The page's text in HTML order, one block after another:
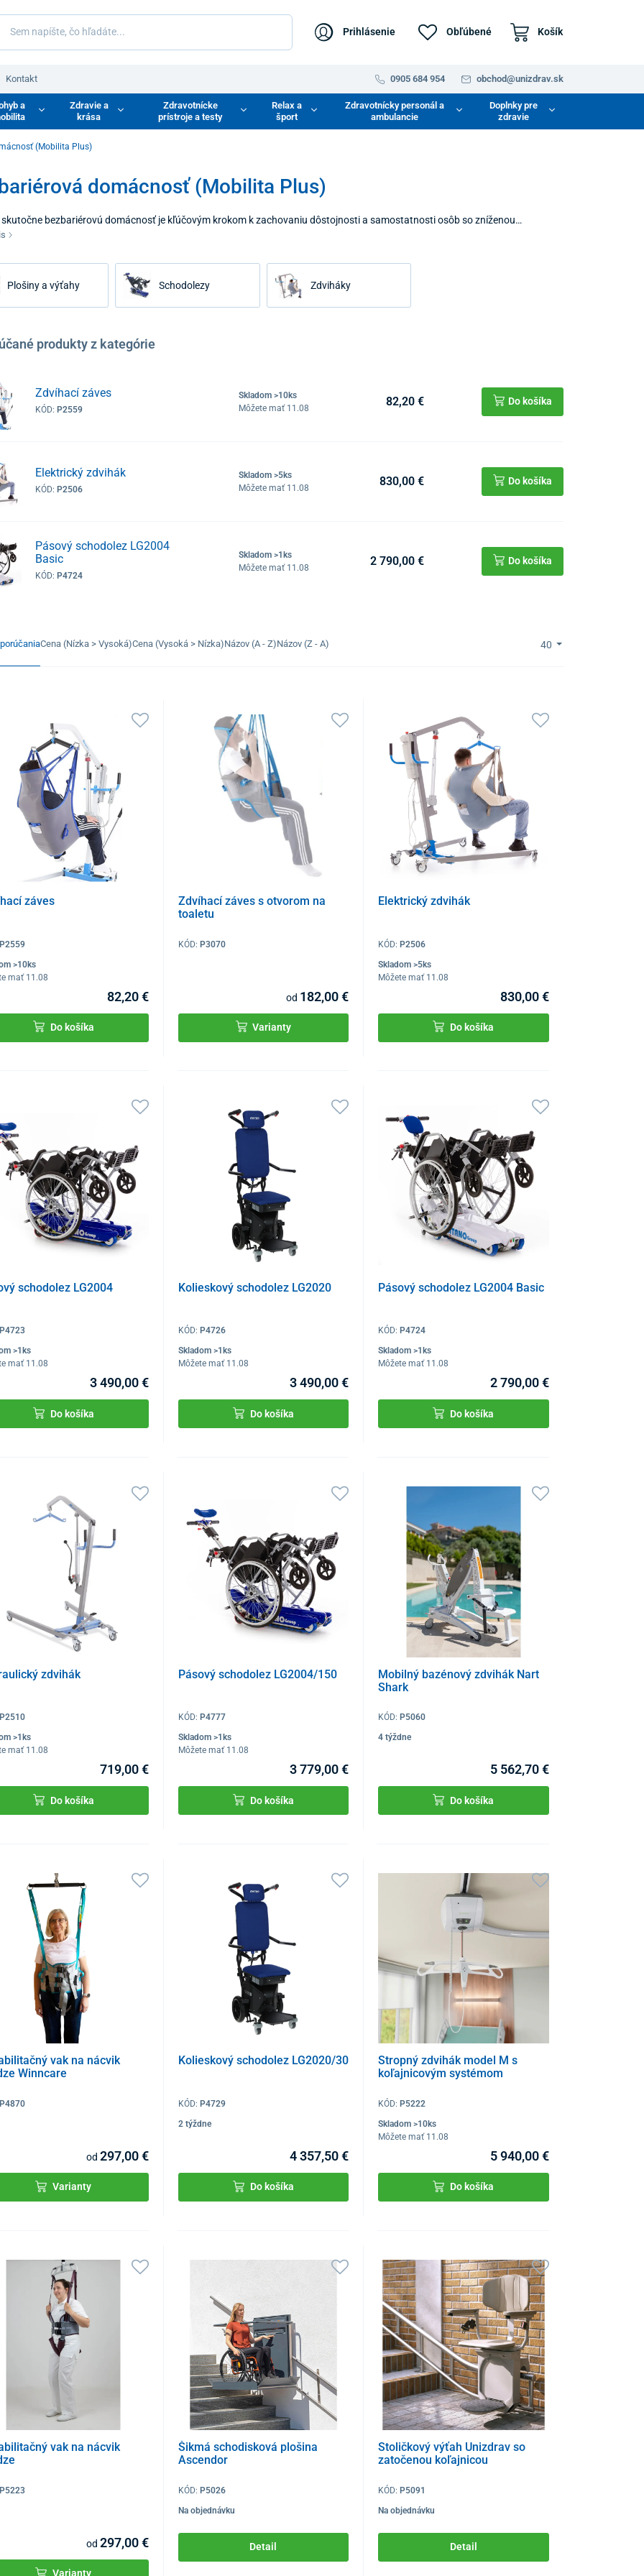
Prihlásenie Obľúbené Košík
Kontakt 0905 684 954 obchod@unizdrav.sk
a
Zdravie a
krása
Zdravotnícke
prístroje a testy
Relax a
šport
Zdravotnícky personál a
ambulancie
Doplnky pre
zdravie
(Mobilita Plus)
domácnosť (Mobilita Plus)
bezbariérovú domácnosť je kľúčovým krokom k zachovaniu dôstojnosti a samostatnosti osôb so zníženou
Bezbariérové riešenia pomáhajú prekonávať architektonické prekážky, ako sú schody, úzke priechody alebo prevýšenia,
exteriéri a zároveň znižujú fyzickú záťaž ošetrujúcich osôb.
Plošiny a výťahy Schodolezy Zdviháky
produkty z kategórie
Zdvíhací záves
KÓD: P2559
Skladom >10ks
Môžete mať 11.08
82,20 € Do košíka
Elektrický zdvihák
KÓD: P2506
Skladom >5ks
Môžete mať 11.08
830,00 € Do košíka
Pásový schodolez LG2004
Basic
KÓD: P4724
Skladom >1ks
Môžete mať 11.08
2 790,00 € Do košíka
Cena (Nízka > Vysoká)Cena (Vysoká > Nízka)Názov (A - Z)Názov (Z - A) 40
záves
P2559
>10ks
mať 11.08
82,20 €
Do košíka
Zdvíhací záves s otvorom na
toaletu
KÓD: P3070
od 182,00 €
Varianty
Elektrický zdvihák
KÓD:P2506
Skladom >5ks
Môžete mať 11.08
830,00 €
Do košíka
schodolez LG2004
P4723
>1ks
mať 11.08
3 490,00 €
Do košíka
Kolieskový schodolez LG2020
KÓD: P4726
Skladom >1ks
Môžete mať 11.08
3 490,00 €
Do košíka
Pásový schodolez LG2004 Basic
KÓD: P4724
Skladom >1ks
Môžete mať 11.08
2 790,00 €
Do košíka
zdvihák
P2510
>1ks
mať 11.08
719,00 €
Do košíka
Pásový schodolez LG2004/150
KÓD: P4777
Skladom >1ks
Môžete mať 11.08
3 779,00 €
Do košíka
Mobilný bazénový zdvihák Nart
Shark
KÓD: P5060
4 týždne
5 562,70 €
Do košíka
vak na nácvik
Winncare
P4870
od 297,00 €
Varianty
Kolieskový schodolez LG2020/30
KÓD: P4729
2 týždne
4 357,50 €
Do košíka
Stropný zdvihák model M s
koľajnicovým systémom
KÓD: P5222
Skladom >10ks
Môžete mať 11.08
5 940,00 €
Do košíka
vak na nácvik
P5223
od 297,00 €
Varianty
Šikmá schodisková plošina
Ascendor
KÓD: P5026
Na objednávku
Detail
Stoličkový výťah Unizdrav so
zatočenou koľajnicou
KÓD:P5091
Na objednávku
Detail